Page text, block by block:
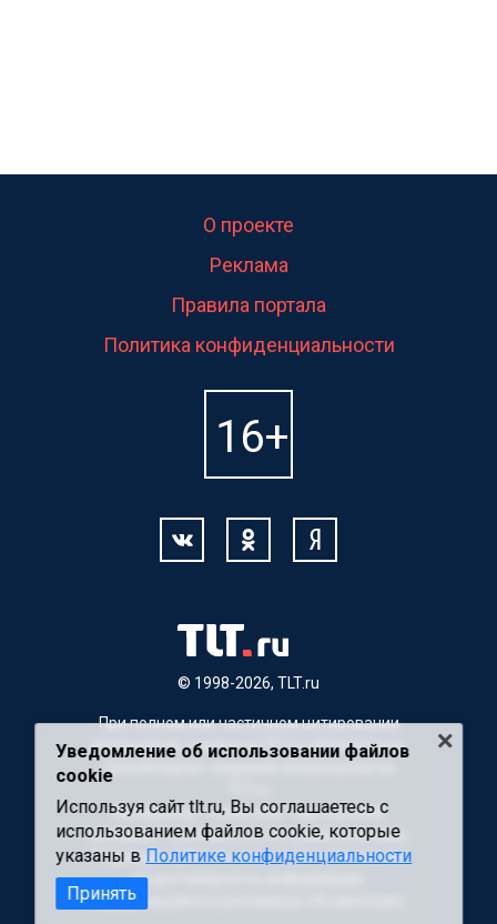
© 1998-2026, TLT.ru
О проекте
Реклама
Правила портала
Политика конфиденциальности
При полном или частичном цитировании
материалов, ссылка на TLT.ru обязательна.
Для Интернет-изданий гиперссылка на
Материалы с пометкой "Партнерский
материал" публикуются на правах рекламы.
Редакция сайта не несет ответственности
за достоверность информации,
содержащейся в рекламных объявлениях
Уведомление об использовании файлов
cookie
Используя сайт tlt.ru, Вы соглашаетесь с
использованием файлов cookie, которые
указаны в Политике конфиденциальности
Принять